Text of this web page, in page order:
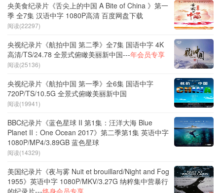
央美食纪录片《舌尖上的中国 A Bite of China 》第一
季 全7集 汉语中字 1080P高清 百度网盘下载
阅读(22297)
央视纪录片《航拍中国 第二季》全7集 国语中字 4K
高清/TS/24.78 全景式俯瞰美丽新中国---年会员专享
阅读(25136)
央视纪录片《航拍中国 第一季》全6集 国语中字
720P/TS/10.5G 全景式俯瞰美丽新中国
阅读(19941)
BBC纪录片《蓝色星球 II 第1集：汪洋大海 Blue
Planet II：One Ocean 2017》第二季第1集 英语中字
1080P/MP4/3.89GB 蓝色星球
阅读(14329)
美国纪录片《夜与雾 Nuit et brouillard/Night and Fog
1955》英语中字 1080P/MKV/3.27G 纳粹集中营暴行